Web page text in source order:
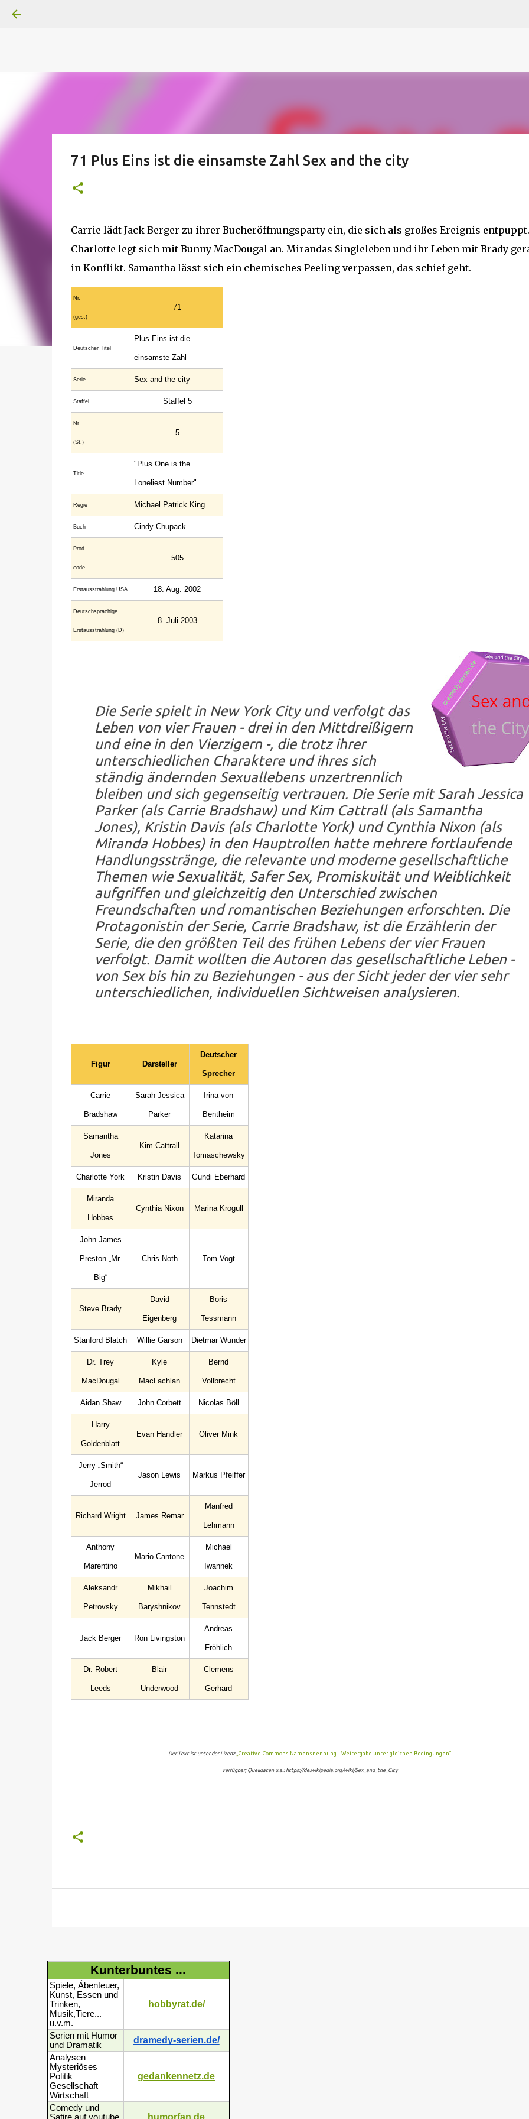
Superheldenserien
71 Plus Eins ist die einsamste Zahl Sex and the city
Carrie lädt Jack Berger zu ihrer Bucheröffnungsparty ein, die sich als großes Ereignis entpuppt.
Charlotte legt sich mit Bunny MacDougal an. Mirandas Singleleben und ihr Leben mit Brady
in Konflikt. Samantha lässt sich ein chemisches Peeling verpassen, das schief geht.
Nr.
(ges.)
71
Deutscher Titel
Plus Eins ist die
einsamste Zahl
Serie Sex and the city
Staffel Staffel 5
Nr.
(St.)
5
Title
"Plus One is the
Loneliest Number"
Regie Michael Patrick King
Buch Cindy Chupack
Prod.
code
505
Erstaus­strahlung USA 18. Aug. 2002
Deutsch­sprachige
Erstaus­strahlung (D)
8. Juli 2003
Die Serie spielt in New York City und verfolgt das
Leben von vier Frauen - drei in den Mittdreißigern
und eine in den Vierzigern -, die trotz ihrer
unterschiedlichen Charaktere und ihres sich
ständig ändernden Sexuallebens unzertrennlich
bleiben und sich gegenseitig vertrauen. Die Serie mit Sarah Jessica
Parker (als Carrie Bradshaw) und Kim Cattrall (als Samantha
Jones), Kristin Davis (als Charlotte York) und Cynthia Nixon (als
Miranda Hobbes) in den Hauptrollen hatte mehrere fortlaufende
Handlungsstränge, die relevante und moderne gesellschaftliche
Themen wie Sexualität, Safer Sex, Promiskuität und Weiblichkeit
aufgriffen und gleichzeitig den Unterschied zwischen
Freundschaften und romantischen Beziehungen erforschten. Die
Protagonistin der Serie, Carrie Bradshaw, ist die Erzählerin der
Serie, die den größten Teil des frühen Lebens der vier Frauen
verfolgt. Damit wollten die Autoren das gesellschaftliche Leben -
von Sex bis hin zu Beziehungen - aus der Sicht jeder der vier sehr
unterschiedlichen, individuellen Sichtweisen analysieren.
Figur Darsteller
Deutscher
Sprecher
Carrie
Bradshaw
Sarah Jessica
Parker
Irina von
Bentheim
Samantha
Jones
Kim Cattrall
Katarina
Tomaschewsky
Charlotte York Kristin Davis Gundi Eberhard
Miranda
Hobbes
Cynthia Nixon Marina Krogull
John James
Preston „Mr.
Big“
Chris Noth Tom Vogt
Steve Brady
David
Eigenberg
Boris
Tessmann
Stanford Blatch Willie Garson Dietmar Wunder
Dr. Trey
MacDougal
Kyle
MacLachlan
Bernd
Vollbrecht
Aidan Shaw John Corbett Nicolas Böll
Harry
Goldenblatt
Evan Handler Oliver Mink
Jerry „Smith“
Jerrod
Jason Lewis Markus Pfeiffer
Richard Wright James Remar
Manfred
Lehmann
Anthony
Marentino
Mario Cantone
Michael
Iwannek
Aleksandr
Petrovsky
Mikhail
Baryshnikov
Joachim
Tennstedt
Jack Berger Ron Livingston
Andreas
Fröhlich
Dr. Robert
Leeds
Blair
Underwood
Clemens
Gerhard
Der Text ist unter der Lizenz „Creative-Commons Namensnennung – Weitergabe unter gleichen Bedingungen“
verfügbar; Quelldaten u.a.: https://de.wikipedia.org/wiki/Sex_and_the_City
Kunterbuntes ...
Spiele, Ábenteuer,
Kunst, Essen und
Trinken,
Musik,Tiere...
u.v.m.
hobbyrat.de/
Serien mit Humor
und Dramatik
dramedy-serien.de/
Analysen
Mysteriöses
Politik
Gesellschaft
Wirtschaft
gedankennetz.de
Comedy und
humorfan.de